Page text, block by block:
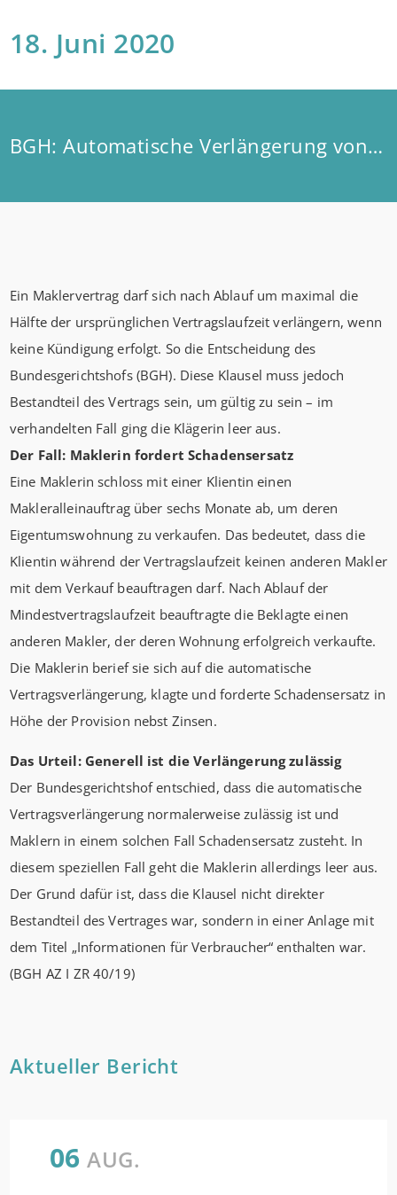
18. Juni 2020
BGH: Automatische Verlängerung von Maklerverträgen zulässig
Ein Maklervertrag darf sich nach Ablauf um maximal die
Hälfte der ursprünglichen Vertragslaufzeit verlängern, wenn
keine Kündigung erfolgt. So die Entscheidung des
Bundesgerichtshofs (BGH). Diese Klausel muss jedoch
Bestandteil des Vertrags sein, um gültig zu sein – im
verhandelten Fall ging die Klägerin leer aus.
Der Fall: Maklerin fordert Schadensersatz
Eine Maklerin schloss mit einer Klientin einen
Makleralleinauftrag über sechs Monate ab, um deren
Eigentumswohnung zu verkaufen. Das bedeutet, dass die
Klientin während der Vertragslaufzeit keinen anderen Makler
mit dem Verkauf beauftragen darf. Nach Ablauf der
Mindestvertragslaufzeit beauftragte die Beklagte einen
anderen Makler, der deren Wohnung erfolgreich verkaufte.
Die Maklerin berief sie sich auf die automatische
Vertragsverlängerung, klagte und forderte Schadensersatz in
Höhe der Provision nebst Zinsen.
Das Urteil: Generell ist die Verlängerung zulässig
Der Bundesgerichtshof entschied, dass die automatische
Vertragsverlängerung normalerweise zulässig ist und
Maklern in einem solchen Fall Schadensersatz zusteht. In
diesem speziellen Fall geht die Maklerin allerdings leer aus.
Der Grund dafür ist, dass die Klausel nicht direkter
Bestandteil des Vertrages war, sondern in einer Anlage mit
dem Titel „Informationen für Verbraucher“ enthalten war.
(BGH AZ I ZR 40/19)
Aktueller Bericht
06 AUG.